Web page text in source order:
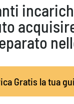
Gratis la tua